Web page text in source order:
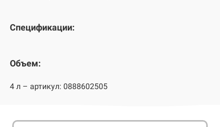
Спецификации:
Объем:
4 л – артикул: 0888602505